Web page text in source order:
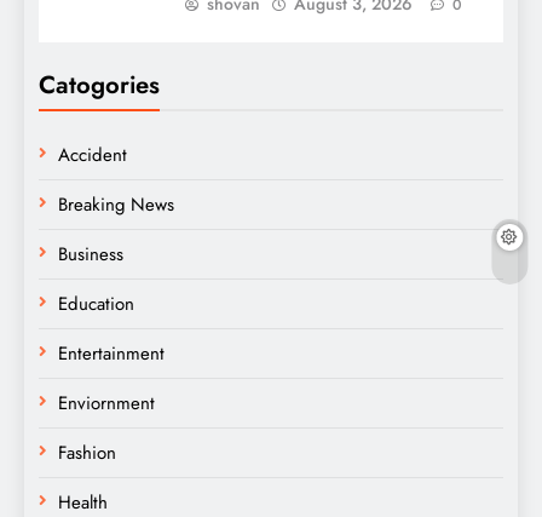
0
Catogories
Accident
Breaking News
Business
Education
Entertainment
Enviornment
Fashion
Health